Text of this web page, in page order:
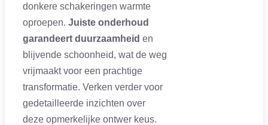
donkere schakeringen warmte
oproepen. Juiste onderhoud
garandeert duurzaamheid en
blijvende schoonheid, wat de weg
vrijmaakt voor een prachtige
transformatie. Verken verder voor
gedetailleerde inzichten over
deze opmerkelijke ontwer keus.